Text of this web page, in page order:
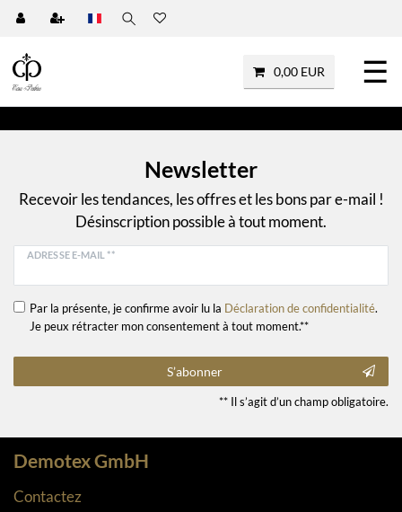
0,00 EUR ☰
Newsletter
Recevoir les tendances, les offres et les bons par e-mail !
Désinscription possible à tout moment.
ADRESSE E-MAIL **
Par la présente, je confirme avoir lu la Déclaration de confidentialité.
Je peux rétracter mon consentement à tout moment.**
S’abonner
** Il s’agit d’un champ obligatoire.
Demotex GmbH
Contactez